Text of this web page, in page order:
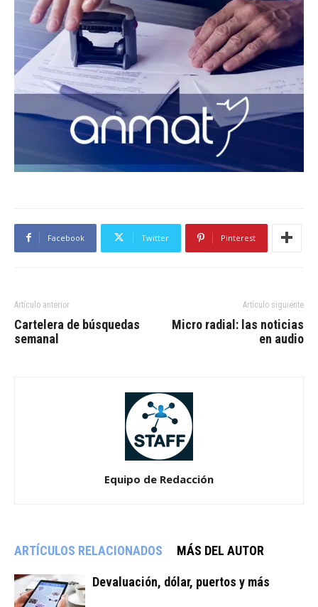
Facebook Twitter Pinterest
Artículo anterior
Cartelera de búsquedas
semanal
Artículo siguiente
Micro radial: las noticias
en audio
Equipo de Redacción
ARTÍCULOS RELACIONADOS MÁS DEL AUTOR
Devaluación, dólar, puertos y más